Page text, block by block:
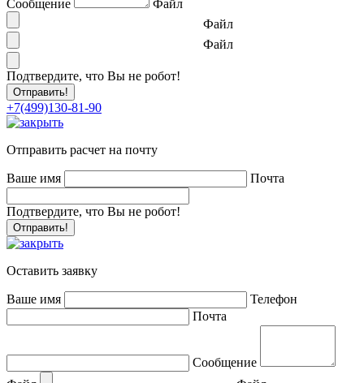
Сообщение
Файл
Файл
Файл
Подтвердите, что Вы не робот!
+7(499)130-81-90
Отправить расчет на почту
Ваше имя Почта
Подтвердите, что Вы не робот!
Оставить заявку
Ваше имя
Телефон
Почта
Сообщение